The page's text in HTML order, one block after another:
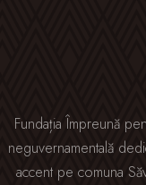
Fundația Împreună
neguvernamentală
accent pe comuna